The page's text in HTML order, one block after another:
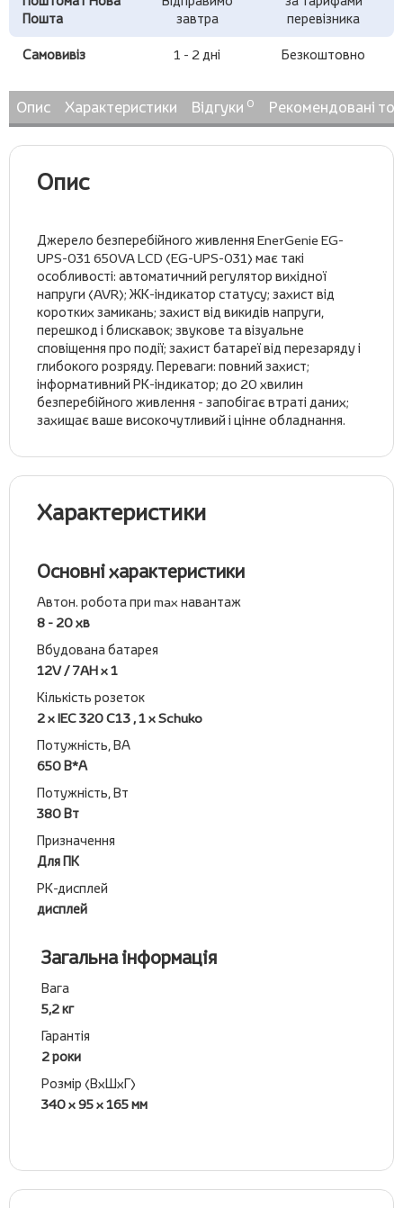
Пошта
завтра
перевізника
Самовивіз 1 - 2 дні Безкоштовно
Опис Характеристики Відгуки 0 Рекомендовані
Опис
Джерело безперебійного живлення EnerGenie EG-
UPS-031 650VA LCD (EG-UPS-031) має такі
особливості: автоматичний регулятор вихідної
напруги (AVR); ЖК-індикатор статусу; захист від
коротких замикань; захист від викидів напруги,
перешкод і блискавок; звукове та візуальне
сповіщення про події; захист батареї від перезаряду і
глибокого розряду. Переваги: повний захист;
інформативний РК-індикатор; до 20 хвилин
безперебійного живлення - запобігає втраті даних;
захищає ваше високочутливий і цінне обладнання.
Характеристики
Основні характеристики
Автон. робота при max навантаж
8 - 20 хв
Вбудована батарея
12V / 7AH x 1
Кількість розеток
2 x IEC 320 C13 , 1 x Schuko
Потужність, ВА
650 В*А
Потужність, Вт
380 Вт
Призначення
Для ПК
РК-дисплей
дисплей
Загальна інформація
Вага
5,2 кг
Гарантія
2 роки
Розмір (ВхШхГ)
340 x 95 x 165 мм